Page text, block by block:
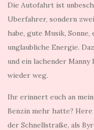
Die Autofahrt ist
Uberfahrer, sondern
habe, gute Musik,
unglaubliche Energie.
und ein lachender
wieder weg.
Ihr erinnert euch an
Benzin mehr hatte?
der Schnellstraße, als